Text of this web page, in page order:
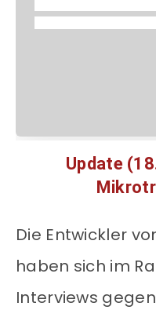
Update
Die Entwickler
haben sich im
Interviews